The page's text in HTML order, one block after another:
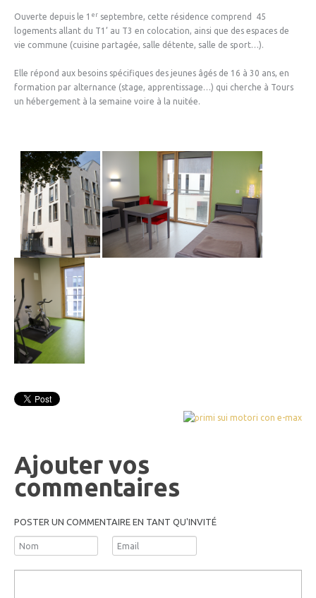
Ouverte depuis le 1 er septembre, cette résidence comprend 45
logements allant du T1’ au T3 en colocation, ainsi que des espaces de
vie commune (cuisine partagée, salle détente, salle de sport…).
Elle répond aux besoins spécifiques des jeunes âgés de 16 à 30 ans, en
formation par alternance (stage, apprentissage…) qui cherche à Tours
un hébergement à la semaine voire à la nuitée.
Ajouter vos
commentaires
POSTER UN COMMENTAIRE EN TANT QU'INVITÉ